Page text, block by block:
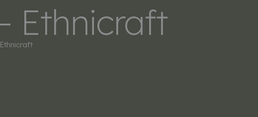
BESTSELLERS SOBRE NOSOTROS CONTACTO
Ethnicraft